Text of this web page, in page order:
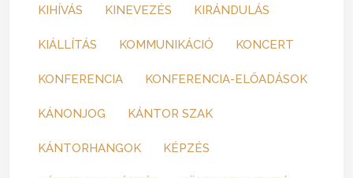
KIHÍVÁS KINEVEZÉS KIRÁNDULÁS
KIÁLLÍTÁS KOMMUNIKÁCIÓ KONCERT
KONFERENCIA KONFERENCIA-ELŐADÁSOK
KÁNONJOG KÁNTOR SZAK
KÁNTORHANGOK KÉPZÉS